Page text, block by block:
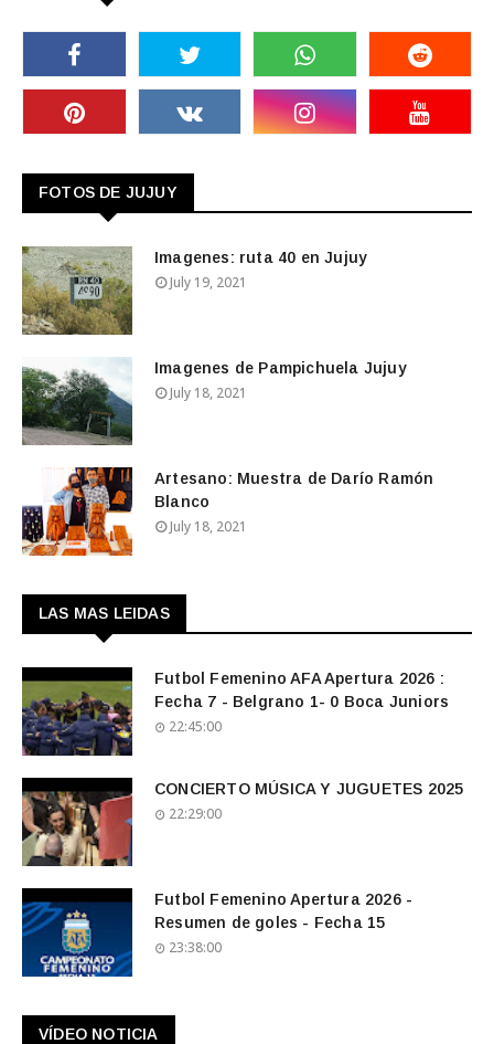
FOTOS DE JUJUY
Imagenes: ruta 40 en Jujuy
July 19, 2021
Imagenes de Pampichuela Jujuy
July 18, 2021
Artesano: Muestra de Darío Ramón
Blanco
July 18, 2021
LAS MAS LEIDAS
Futbol Femenino AFA Apertura 2026 :
Fecha 7 - Belgrano 1- 0 Boca Juniors
22:45:00
CONCIERTO MÚSICA Y JUGUETES 2025
22:29:00
Futbol Femenino Apertura 2026 -
Resumen de goles - Fecha 15
23:38:00
VÍDEO NOTICIA